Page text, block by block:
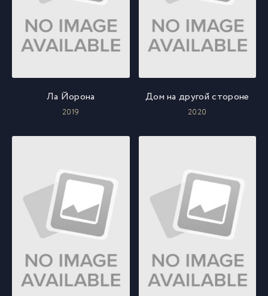
Ла Йорона
2019
Дом на другой стороне
2020